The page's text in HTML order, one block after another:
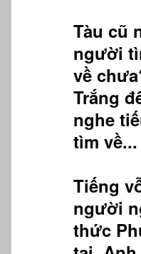
Tàu cũ
người
về
Trắng
nghe
tìm về...
Tiếng
người
thức